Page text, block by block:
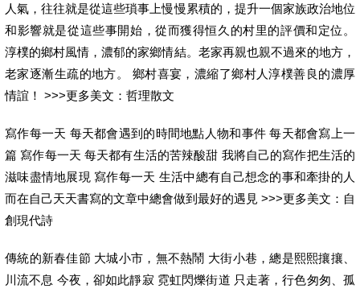
人氣，往往就是從這些瑣事上慢慢累積的，提升一個家族政治地位
和影響就是從這些事開始，從而獲得恒久的村里的評價和定位。
淳樸的鄉村風情，濃郁的家鄉情結。老家再親也親不過來的地方，
老家逐漸生疏的地方。 鄉村喜宴，濃縮了鄉村人淳樸善良的濃厚
情誼！ >>>更多美文：哲理散文
寫作每一天 每天都會遇到的時間地點人物和事件 每天都會寫上一
篇 寫作每一天 每天都有生活的苦辣酸甜 我將自己的寫作把生活的
滋味盡情地展現 寫作每一天 生活中總有自己想念的事和牽掛的人
而在自己天天書寫的文章中總會做到最好的遇見 >>>更多美文：自
創現代詩
傳統的新春佳節 大城小市，無不熱鬧 大街小巷，總是熙熙攘攘、
川流不息 今夜，卻如此靜寂 霓虹閃爍街道 只走著，行色匆匆、孤